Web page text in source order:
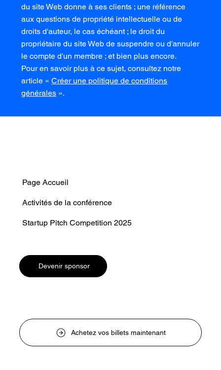
du site Web donne à ses clients ; une référence
aux questions de propriété intellectuelle ou de
droits d'auteur, le cas échéant ; le droit du
propriétaire du site Web de suspendre ou d'annuler
le compte d'un membre ; et bien plus encore.
Pour en savoir plus à ce sujet, consultez notre
article «Créer une politique de conditions
générales ».
Page Accueil
Activités de la conférence
Startup Pitch Competition 2025
Devenir sponsor
Achetez vos billets maintenant